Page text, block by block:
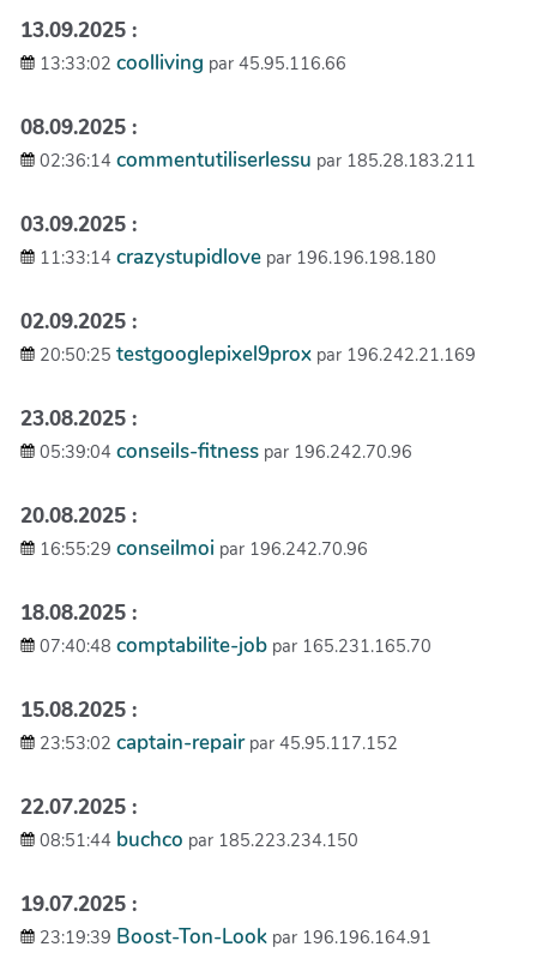
13.09.2025 :
13:33:02 coolliving par 45.95.116.66
08.09.2025 :
02:36:14 commentutiliserlessu par 185.28.183.211
03.09.2025 :
11:33:14 crazystupidlove par 196.196.198.180
02.09.2025 :
20:50:25 testgooglepixel9prox par 196.242.21.169
23.08.2025 :
05:39:04 conseils-fitness par 196.242.70.96
20.08.2025 :
16:55:29 conseilmoi par 196.242.70.96
18.08.2025 :
07:40:48 comptabilite-job par 165.231.165.70
15.08.2025 :
23:53:02 captain-repair par 45.95.117.152
22.07.2025 :
08:51:44 buchco par 185.223.234.150
19.07.2025 :
23:19:39 Boost-Ton-Look par 196.196.164.91